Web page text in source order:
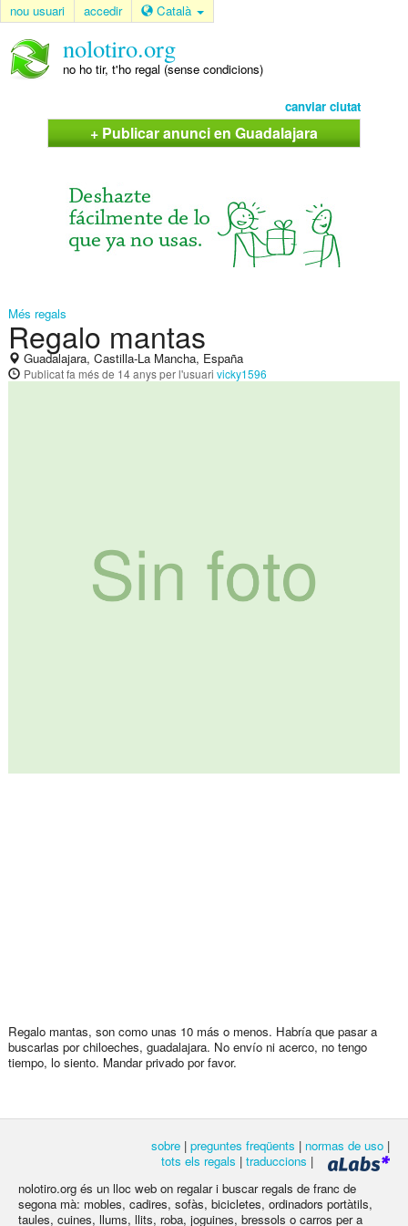
nou usuari accedir Català
nolotiro.org
no ho tir, t'ho regal (sense condicions)
canviar ciutat
+ Publicar anunci en Guadalajara
Més regals
Regalo mantas
Guadalajara, Castilla-La Mancha, España
Publicatfa més de 14 anysper l'usuari vicky1596
Regalo mantas, son como unas 10 más o menos. Habría que pasar a
buscarlas por chiloeches, guadalajara. No envío ni acerco, no tengo
tiempo, lo siento. Mandar privado por favor.
sobre | preguntes freqüents | normas de uso |
tots els regals | traduccions |
nolotiro.org és un lloc web on regalar i buscar regals de franc de
segona mà: mobles, cadires, sofàs, bicicletes, ordinadors portàtils,
taules, cuines, llums, llits, roba, joguines, bressols o carros per a